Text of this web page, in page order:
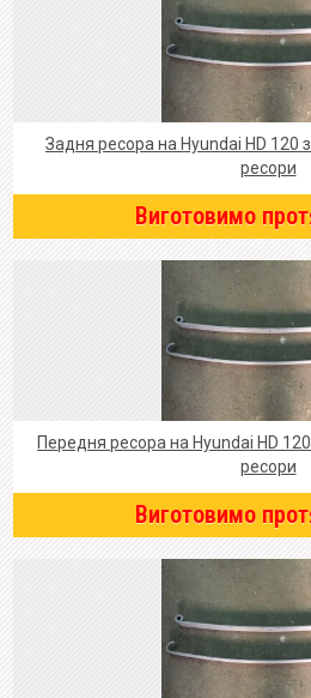
Задня ресора на Hyundai HD 120
ресори
Виготовимо
Передня ресора на Hyundai HD
ресори
Виготовимо